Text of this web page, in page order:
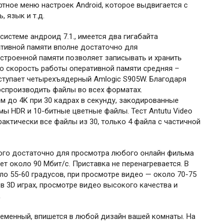
меню настроек Android, которое выдвигается с
язык и т.д.
андроид 7.1., имеется два гигабайта
памяти вполне достаточно для
памяти позволяет записывать и хранить
работы оперативной памяти средняя –
четырехъядерный Amlogic S905W. Благодаря
файлы во всех форматах.
4K при 30 кадрах в секунду, закодированные
HDR и 10-битные цветные файлы. Тест Antutu Video
все файлы из 30, только 4 файла с частичной
достаточно для просмотра любого онлайн фильма
около 90 Мбит/с. Приставка не перенагревается. В
55-60 градусов, при просмотре видео — около 70-75
3D играх, просмотре видео высокого качества и
впишется в любой дизайн вашей комнаты. На